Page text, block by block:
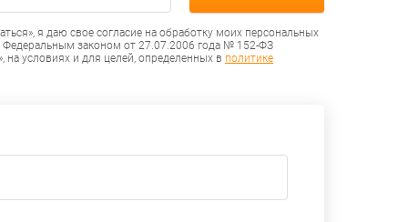
я даю свое согласие на обработку моих персональных
Федеральным законом от 27.07.2006 года № 152-ФЗ
на условиях и для целей, определенных в политике